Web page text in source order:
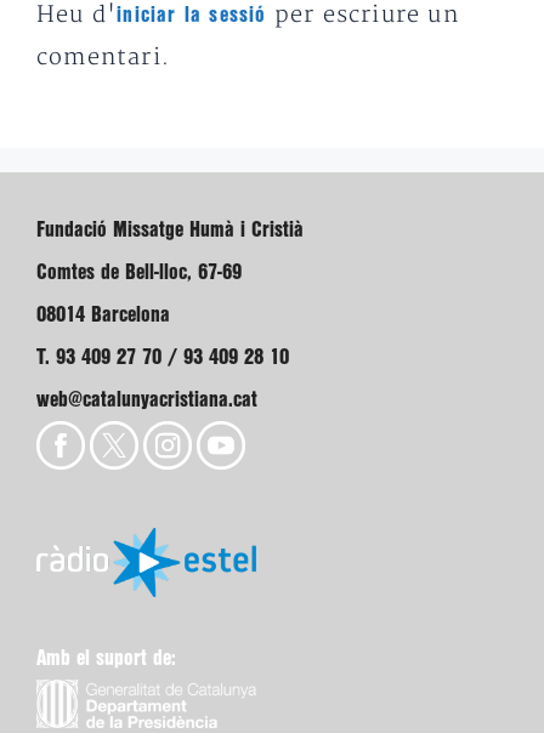
Heu d'iniciar la sessió
per escriure un
comentari.
Fundació Missatge Humà i Cristià
Comtes de Bell-lloc, 67-69
08014 Barcelona
T. 93 409 27 70 / 93 409 28 10
web@catalunyacristiana.cat
Amb el suport de: